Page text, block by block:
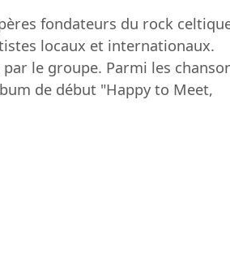
fondateurs du rock
locaux et internationaux.
le groupe. Parmi les
de début "Happy to Meet,